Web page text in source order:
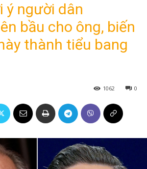
ý người dân
bầu cho ông, biến
thành tiểu bang
0
1062